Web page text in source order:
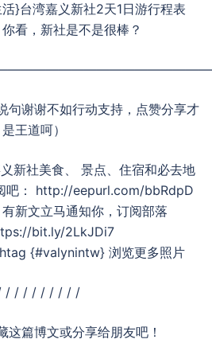
}台湾嘉义新社2天1日游行程表
你看，新社是不是很棒？
句谢谢不如行动支持，点赞分享才
是王道呵）
新社美食、 景点、住宿和必去地
吧： http://eepurl.com/bbRdpD
新文立马通知你，订阅部落
bit.ly/2LkJDi7
{#valynintw} 浏览更多照片
/ / / / / / / / /
这篇博文或分享给朋友吧！